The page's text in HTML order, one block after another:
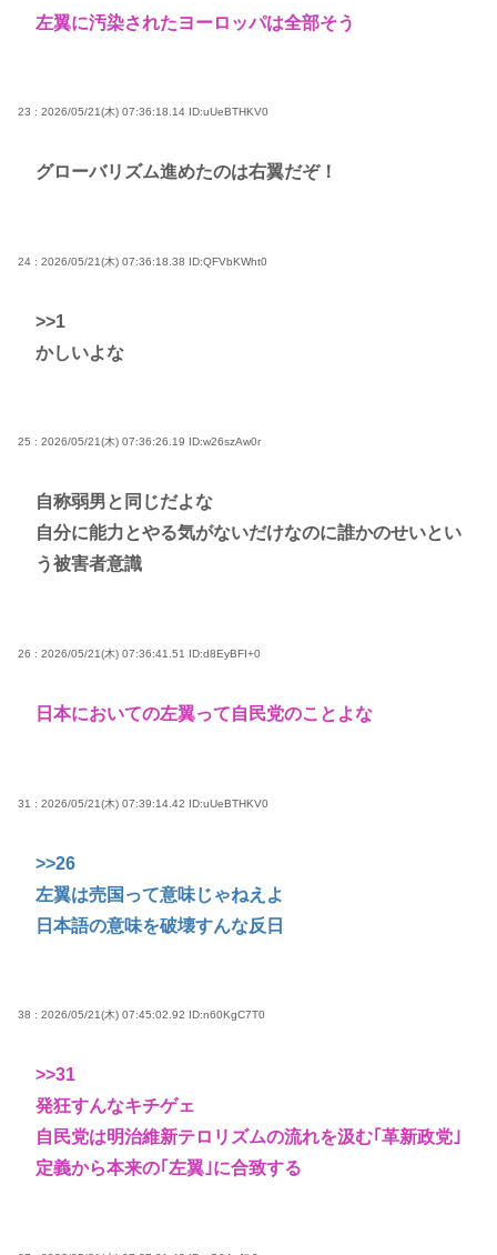
左翼に汚染されたヨーロッパは全部そう
23 : 2026/05/21(木) 07:36:18.14 ID:uUeBTHKV0
グローバリズム進めたのは右翼だぞ！
24 : 2026/05/21(木) 07:36:18.38 ID:QFVbKWht0
>>1
かしいよな
25 : 2026/05/21(木) 07:36:26.19 ID:w26szAw0r
自称弱男と同じだよな
自分に能力とやる気がないだけなのに誰かのせいとい
う被害者意識
26 : 2026/05/21(木) 07:36:41.51 ID:d8EyBFI+0
日本においての左翼って自民党のことよな
31 : 2026/05/21(木) 07:39:14.42 ID:uUeBTHKV0
>>26
左翼は売国って意味じゃねえよ
日本語の意味を破壊すんな反日
38 : 2026/05/21(木) 07:45:02.92 ID:n60KgC7T0
>>31
発狂すんなキチゲェ
自民党は明治維新テロリズムの流れを汲む｢革新政党｣
定義から本来の｢左翼｣に合致する